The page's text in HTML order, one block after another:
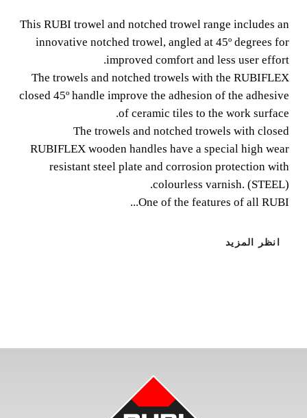
This RUBI trowel and notched trowel range includes an
innovative notched trowel, angled at 45º degrees for
improved comfort and less user effort.
This RUBI trowel and notched trowel range includes an
innovative notched trowel, angled at 45º degrees for
improved comfort and less user effort.
The trowels and notched trowels with the RUBIFLEX
closed 45º handle improve the adhesion of the adhesive
of ceramic tiles to the work surface.
The trowels and notched trowels with closed
RUBIFLEX wooden handles have a special high wear
resistant steel plate and corrosion protection with
colourless varnish. (STEEL).
One of the features of all RUBI...
انظر المزيد